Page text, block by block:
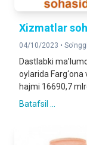
Xizmatlar
04/10/2023 •
Dastlabki
oylarida
hajmi 16690,7
Batafsil ...